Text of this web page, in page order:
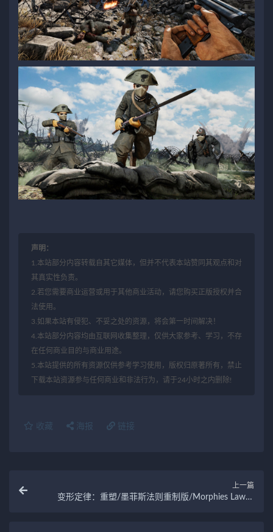
声明：
1.本站部分内容转载自其它媒体，但并不代表本站赞同其观点和对
其真实性负责。
2.若您需要商业运营或用于其他商业活动，请您购买正版授权并合
法使用。
3.如果本站有侵犯、不妥之处的资源，将会第一时间解决！
4.本站部分内容均由互联网收集整理，仅供大家参考、学习，不存
在任何商业目的与商业用途。
5.本站提供的所有资源仅供参考学习使用，版权归原著所有，禁止
下载本站资源参与任何商业和非法行为，请于24小时之内删除!
收藏 海报 链接
上一篇
变形定律：重塑/墨菲斯法则重制版/Morphies Law：